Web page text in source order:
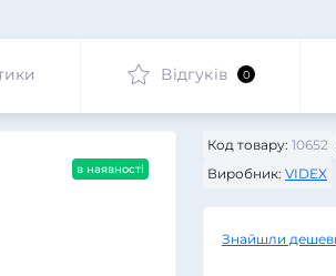
Відгуків 0
в наявності
Код товару: 10652
Виробник: VIDEX
Знайшли